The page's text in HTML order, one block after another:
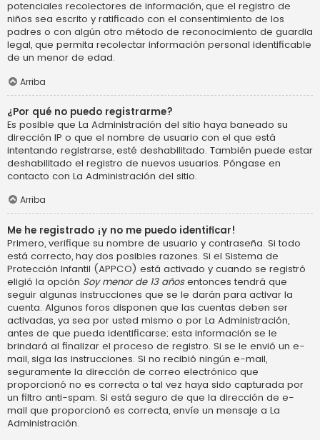
potenciales recolectores de información, que el registro de
niños sea escrito y ratificado con el consentimiento de los
padres o con algún otro método de reconocimiento de guardia
legal, que permita recolectar información personal identificable
de un menor de edad.
Arriba
¿Por qué no puedo registrarme?
Es posible que La Administración del sitio haya baneado su
dirección IP o que el nombre de usuario con el que está
intentando registrarse, esté deshabilitado. También puede estar
deshabilitado el registro de nuevos usuarios. Póngase en
contacto con La Administración del sitio.
Arriba
Me he registrado ¡y no me puedo identificar!
Primero, verifique su nombre de usuario y contraseña. Si todo
está correcto, hay dos posibles razones. Si el Sistema de
Protección Infantil (APPCO) está activado y cuando se registró
eligió la opción Soy menor de 13 añosentonces tendrá que
seguir algunas instrucciones que se le darán para activar la
cuenta. Algunos foros disponen que las cuentas deben ser
activadas, ya sea por usted mismo o por La Administración,
antes de que pueda identificarse; esta información se le
brindará al finalizar el proceso de registro. Si se le envió un e-
mail, siga las instrucciones. Si no recibió ningún e-mail,
seguramente la dirección de correo electrónico que
proporcionó no es correcta o tal vez haya sido capturada por
un filtro anti-spam. Si está seguro de que la dirección de e-
mail que proporcionó es correcta, envíe un mensaje a La
Administración.